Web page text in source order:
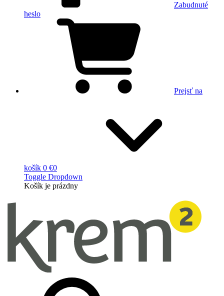
Zabudnuté
heslo
Prejsť na
košík 0 €0
Toggle Dropdown
Košík je prázdny